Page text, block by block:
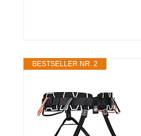
BESTSELLER NR. 2